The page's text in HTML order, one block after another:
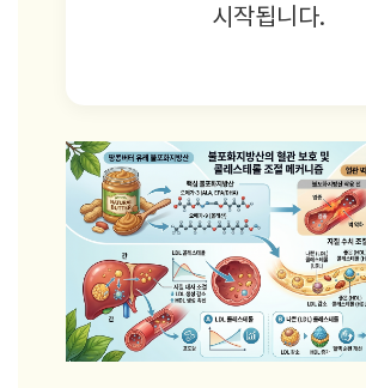
시작됩니다.